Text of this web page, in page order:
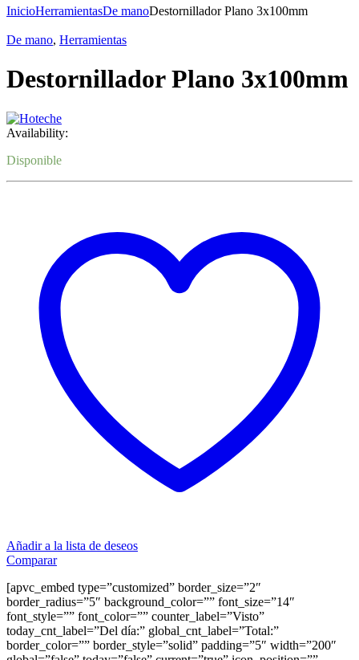
InicioHerramientasDe manoDestornillador Plano 3x100mm
De mano, Herramientas
Destornillador Plano 3x100mm
Availability:
Disponible
Añadir a la lista de deseos
Comparar
[apvc_embed type=”customized” border_size=”2″
border_radius=”5″ background_color=”” font_size=”14″
font_style=”” font_color=”” counter_label=”Visto”
today_cnt_label=”Del día:” global_cnt_label=”Total:”
border_color=”” border_style=”solid” padding=”5″ width=”200″